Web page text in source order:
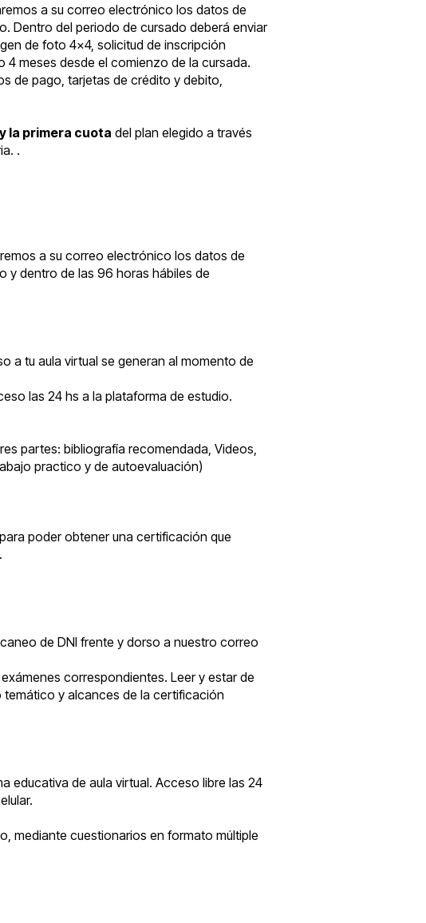
a su correo electrónico los datos de
Dentro del periodo de cursado deberá enviar
de foto 4x4, solicitud de inscripción
meses desde el comienzo de la cursada.
de pago, tarjetas de crédito y debito,
la primera cuota del plan elegido a través
.
a su correo electrónico los datos de
y dentro de las 96 horas hábiles de
a tu aula virtual se generan al momento de
las 24 hs a la plataforma de estudio.
partes: bibliografía recomendada, Videos,
practico y de autoevaluación)
poder obtener una certificación que
de DNI frente y dorso a nuestro correo
correspondientes. Leer y estar de
y alcances de la certificación
educativa de aula virtual. Acceso libre las 24
mediante cuestionarios en formato múltiple